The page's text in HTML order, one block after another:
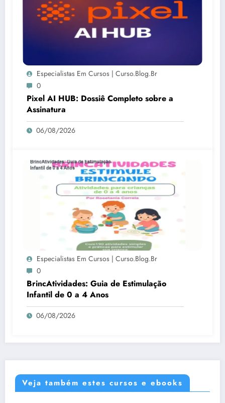
Especialistas Em Cursos | Curso.blog.br
0
Pixel AI HUB: Dossiê Completo sobre a
Assinatura
06/08/2026
Especialistas Em Cursos | Curso.blog.br
0
BrincAtividades: Guia de Estimulação
Infantil de 0 a 4 Anos
06/08/2026
Veja também estes cursos e ebooks